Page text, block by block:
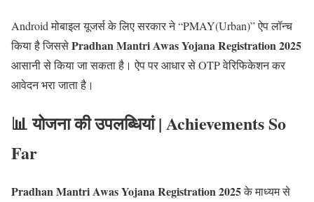
Android मोबाइल यूजर्स के लिए सरकार ने “PMAY(Urban)” ऐप लॉन्च
किया है जिससेPradhan Mantri Awas Yojana Registration 2025
आसानी से किया जा सकता है। ऐप पर आधार से OTP वेरिफिकेशन कर
आवेदन भरा जाता है।
📊 योजना की उपलब्धियां | Achievements So
Far
Pradhan Mantri Awas Yojana Registration 2025के माध्यम से